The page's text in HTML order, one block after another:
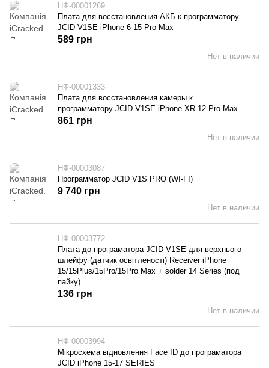
НФ-00001269
Плата для восстановления АКБ к программатору
JCID V1SE iPhone 6-15 Pro Max
Нет в наличии
589 грн
НФ-00001333
Плата для восстановления камеры к
программатору JCID V1SE iPhone XR-12 Pro Max
Нет в наличии
861 грн
НФ-00003087
Программатор JCID V1S PRO (WI-FI)
Нет в наличии
9 740 грн
НФ-00003772
Плата до програматора JCID V1SE для верхнього
шлейфу (датчик освітленості) Receiver iPhone
15/15Plus/15Pro/15Pro Max + solder 14 Series (под
пайку)
Нет в наличии
136 грн
НФ-00003994
Мікросхема відновлення Face ID до програматора
JCID iPhone 15-17 SERIES